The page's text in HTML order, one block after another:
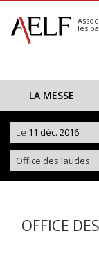
S'abonner
Calendrier
les
LA MESSE
Le 11 déc. 2016
Office des laudes
OFFICE